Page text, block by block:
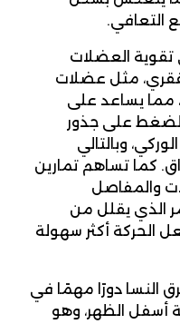
التعافي.
تقوية العضلات
مثل عضلات
مما يساعد على
على جذور
وبالتالي
كما تساهم تمارين
والمفاصل
الذي يقلل من
الحركة أكثر سهولة
النسا دورًا مهمًا في
أسفل الظهر، وهو